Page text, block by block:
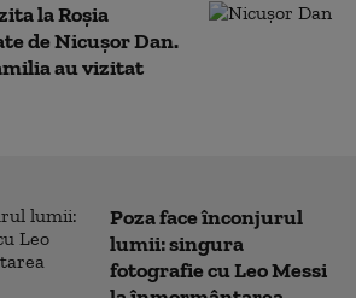
la Roşia
de Nicuşor Dan.
au vizitat
Poza face înconjurul
lumii: singura
fotografie cu Leo Messi